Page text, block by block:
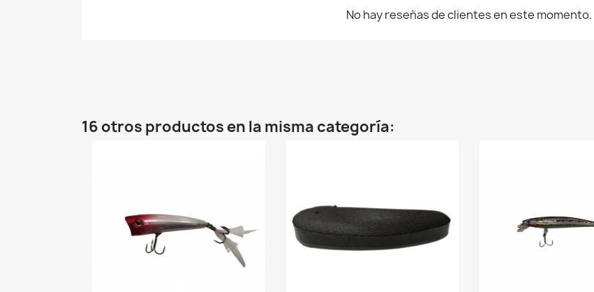
No hay reseñas de clientes en este momento.
16 otros productos en la misma categoría: